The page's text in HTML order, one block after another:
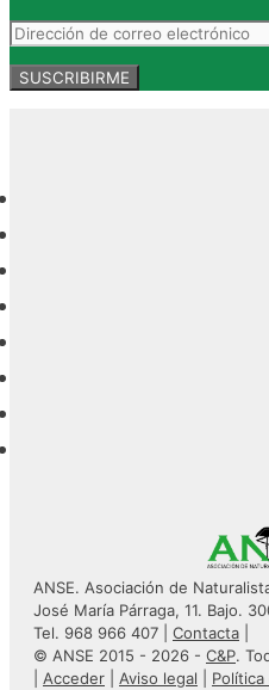
ANSE. Asociación de
José María Párraga, 11. Bajo.
Tel. 968 966 407 | Contacta
© ANSE 2015 - 2026 - C&P.
Acceder Aviso legal